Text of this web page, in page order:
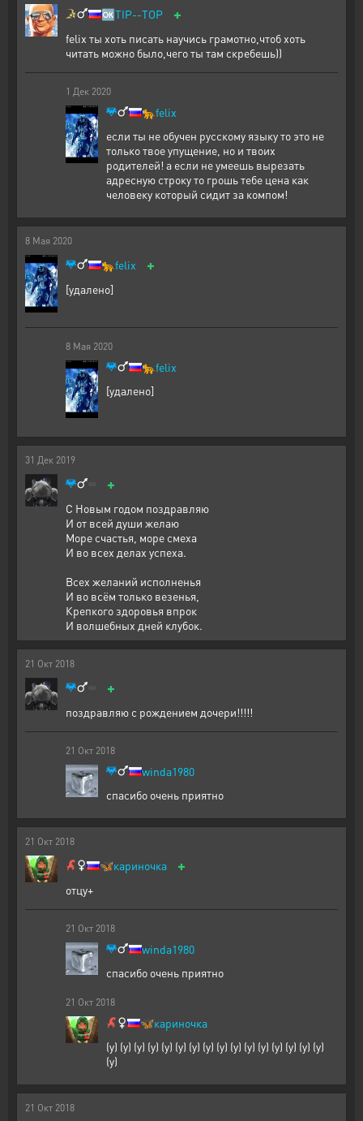
🆗TIP--TOP +
felix ты хоть писать научись грамотно,чтоб хоть
читать можно было,чего ты там скребешь))
1 Дек 2020
🐆felix
если ты не обучен русскому языку то это не
только твое упущение, но и твоих
родителей! а если не умеешь вырезать
адресную строку то грошь тебе цена как
человеку который сидит за компом!
8 Мая 2020
🐆felix +
[удалено]
8 Мая 2020
🐆felix
[удалено]
31 Дек 2019
+
С Новым годом поздравляю
И от всей души желаю
Море счастья, море смеха
И во всех делах успеха.
Всех желаний исполненья
И во всём только везенья,
Крепкого здоровья впрок
И волшебных дней клубок.
21 Окт 2018
+
поздравляю с рождением дочери!!!!!
21 Окт 2018
winda1980
спасибо очень приятно
21 Окт 2018
🦋кариночка +
отцу+
21 Окт 2018
winda1980
спасибо очень приятно
21 Окт 2018
🦋кариночка
(y) (y) (y) (y) (y) (y) (y) (y) (y) (y) (y) (y) (y) (y) (y) (y)
(y)
21 Окт 2018